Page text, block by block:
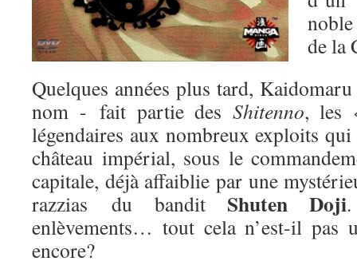
de la
Quelques années plus tard,
nom - fait partie des Shitenno, les
légendaires aux nombreux exploits
château impérial, sous le
capitale, déjà affaiblie par une
razzias du bandit Shuten Doji
enlèvements… tout cela n’est-il pas
encore?